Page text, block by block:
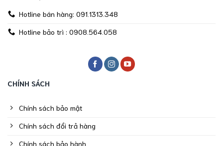
Hotline bán hàng: 091.1313.348
Hotline bảo trì : 0908.564.058
CHÍNH SÁCH
Chính sách bảo mật
Chính sách đổi trả hàng
Chính sách bảo hành